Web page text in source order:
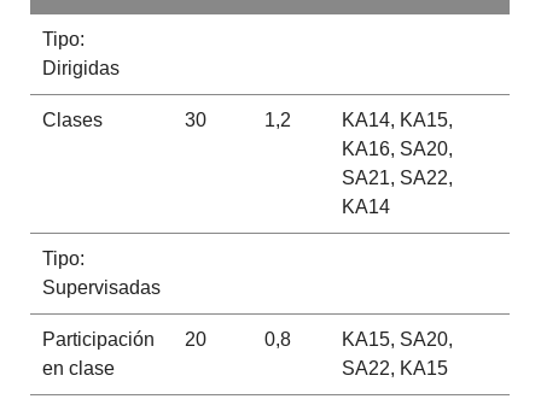
Tipo:
Dirigidas
Clases 30 1,2
KA14, KA15,
KA16, SA20,
SA21, SA22,
KA14
Tipo:
Supervisadas
Participación
en clase
20 0,8
KA15, SA20,
SA22, KA15